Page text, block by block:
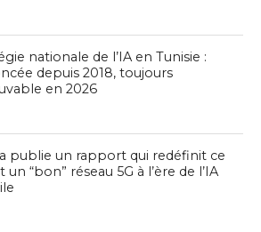
nationale de l’IA en Tunisie :
depuis 2018, toujours
en 2026
publie un rapport qui redéfinit ce
un “bon” réseau 5G à l’ère de l’IA